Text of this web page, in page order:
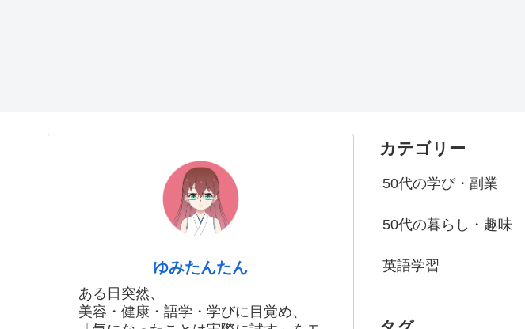
ゆみたんたん
ある日突然、
美容・健康・語学・学びに目覚め、
カテゴリー
50代の学び・副業
50代の暮らし・趣味
英語学習